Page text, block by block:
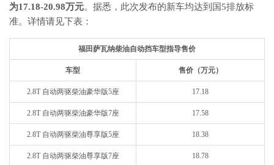
为17.18-20.98万元。据悉，此次发布的新车均达到国5排放标
准。详情请见下表：
福田萨瓦纳柴油自动挡车型指导售价
车型 售价（万元）
2.8T 自动两驱柴油豪华版5座 17.18
2.8T 自动两驱柴油豪华版7座 17.58
2.8T 自动两驱柴油尊享版5座 18.38
2.8T 自动两驱柴油尊享版7座 18.78